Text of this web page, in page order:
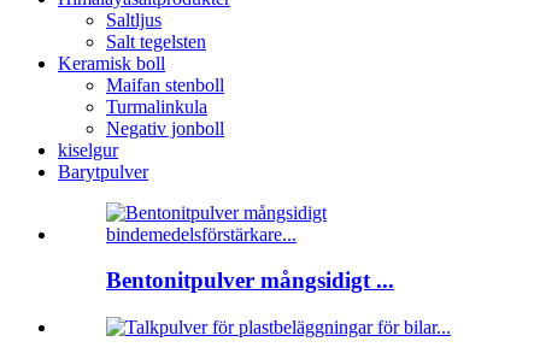
Saltljus
Salt tegelsten
Keramisk boll
Maifan stenboll
Turmalinkula
Negativ jonboll
kiselgur
Barytpulver
Bentonitpulver mångsidigt ...